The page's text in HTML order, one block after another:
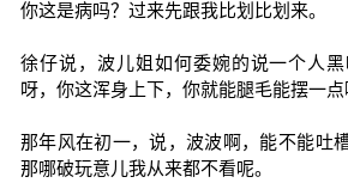
你这是病吗？过来先跟我比划比划来。
徐仔说，波儿姐如何委婉的说一个人
呀，你这浑身上下，你就能腿毛能摆一点
那年风在初一，说，波波啊，能不能吐
那哪破玩意儿我从来都不看呢。